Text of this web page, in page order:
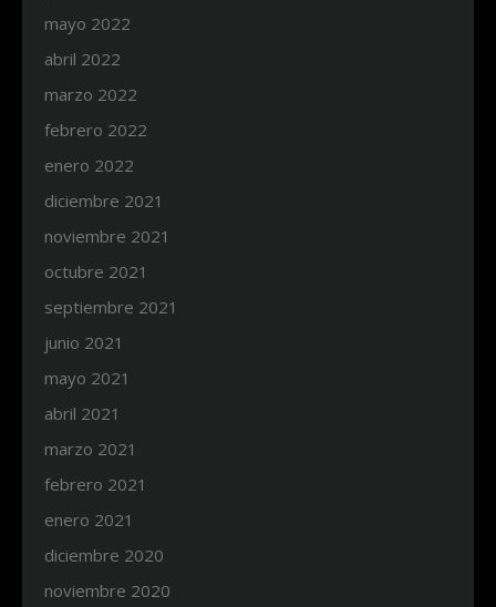
mayo 2022
abril 2022
marzo 2022
febrero 2022
enero 2022
diciembre 2021
noviembre 2021
octubre 2021
septiembre 2021
junio 2021
mayo 2021
abril 2021
marzo 2021
febrero 2021
enero 2021
diciembre 2020
noviembre 2020